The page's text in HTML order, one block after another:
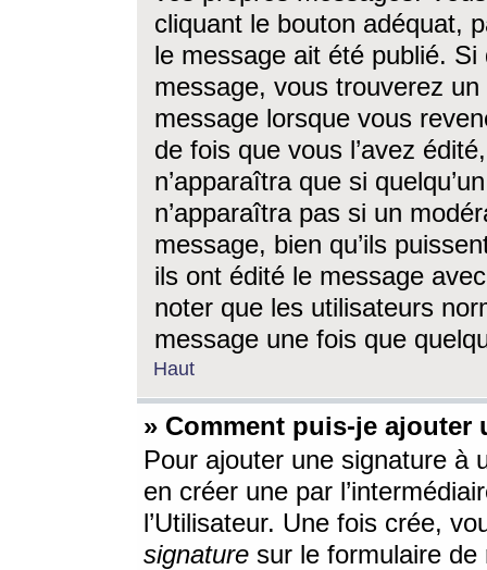
cliquant le bouton adéquat,
le message ait été publié. Si
message, vous trouverez
message lorsque vous
de fois que vous l’avez
n’apparaîtra que si
n’apparaîtra pas si un
message, bien qu’ils
ils ont édité le message
noter que les utilisateurs
message une fois que
Haut
» Comment puis-je ajouter
Pour ajouter une signature à
en créer une par
l’Utilisateur. Une fois crée,
signature sur le formulaire de